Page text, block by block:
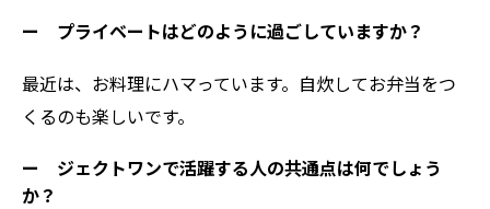
ー プライベートはどのように過ごしていますか？
最近は、お料理にハマっています。自炊してお弁当をつ
くるのも楽しいです。
ー ジェクトワンで活躍する人の共通点は何でしょう
か？